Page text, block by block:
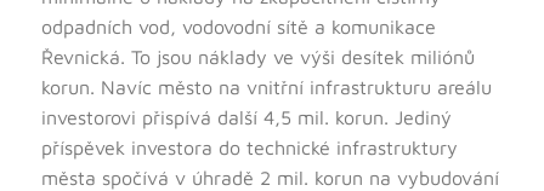
odpadních vod, vodovodní sítě a komunikace
Řevnická. To jsou náklady ve výši desítek miliónů
korun. Navíc město na vnitřní infrastrukturu areálu
investorovi přispívá další 4,5 mil. korun. Jediný
příspěvek investora do technické infrastruktury
města spočívá v úhradě 2 mil. korun na vybudování